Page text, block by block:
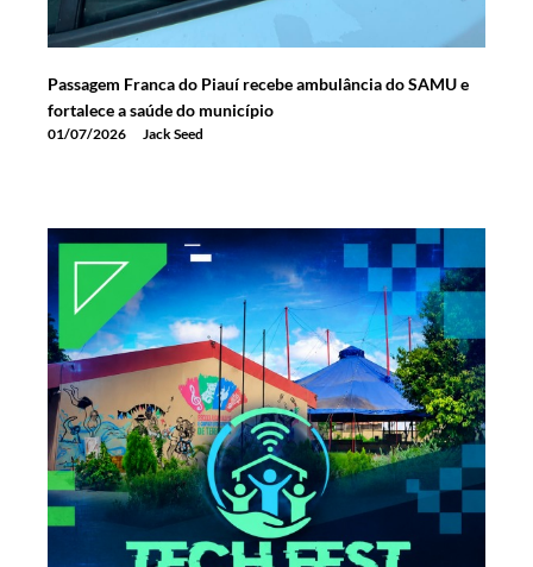
Passagem Franca do Piauí recebe ambulância do SAMU e
fortalece a saúde do município
01/07/2026 Jack Seed